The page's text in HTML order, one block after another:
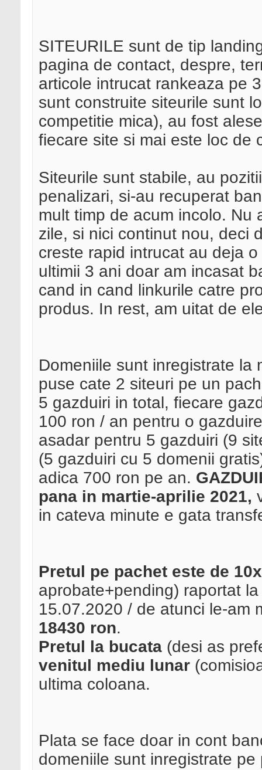
SITEURILE sunt de tip
pagina de contact, despre,
articole intrucat rankeaza pe
sunt construite siteurile sunt
competitie mica), au fost
fiecare site si mai este loc de
Siteurile sunt stabile, au
penalizari, si-au recuperat
mult timp de acum incolo. Nu
zile, si nici continut nou, deci
creste rapid intrucat au deja
ultimii 3 ani doar am incasat
cand in cand linkurile catre
produs. In rest, am uitat de
Domeniile sunt inregistrate la
puse cate 2 siteuri pe un
5 gazduiri in total, fiecare
100 ron / an pentru o
asadar pentru 5 gazduiri (9
(5 gazduiri cu 5 domenii
adica 700 ron pe an.
pana in martie-aprilie 2021,
in cateva minute e gata
Pretul pe pachet este de
aprobate+pending) raportat
15.07.2020 / de atunci le-am
18430 ron.
Pretul la bucata (desi as
venitul mediu lunar
ultima coloana.
Plata se face doar in cont
domeniile sunt inregistrate